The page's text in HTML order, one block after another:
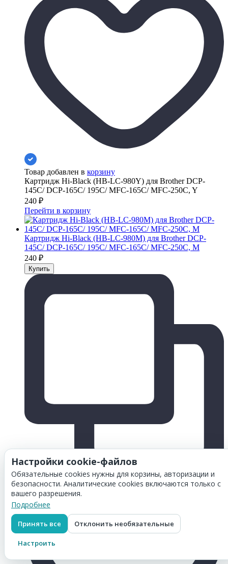
Товар добавлен в корзину
Картридж Hi-Black (HB-LC-980Y) для Brother DCP-
145C/ DCP-165С/ 195C/ MFC-165C/ MFC-250C, Y
240 ₽
Перейти в корзину
Картридж Hi-Black (HB-LC-980M) для Brother DCP-
145C/ DCP-165С/ 195C/ MFC-165C/ MFC-250C, M
240 ₽
Настройки cookie-файлов
Обязательные cookies нужны для корзины, авторизации и
безопасности. Аналитические cookies включаются только с
вашего разрешения.
Подробнее
Принять все Отклонить необязательные
Настроить